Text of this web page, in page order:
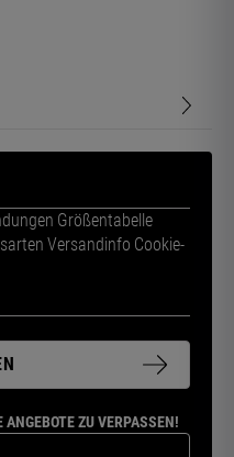
Größentabelle
Versandinfo Cookie-
ZU VERPASSEN!